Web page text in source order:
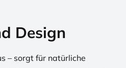
Design
– sorgt für natürliche